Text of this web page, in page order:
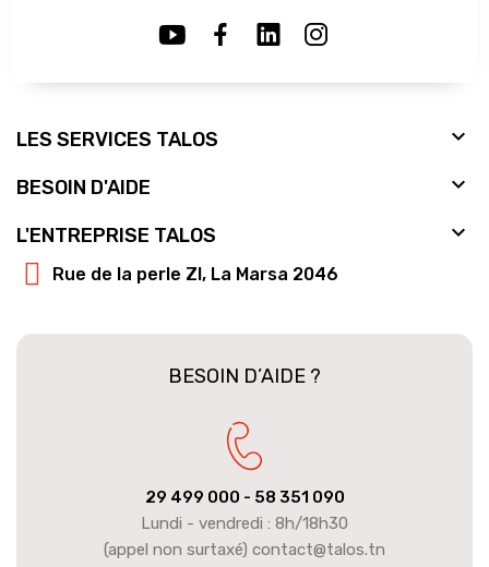
LES SERVICES TALOS 
BESOIN D'AIDE 
L'ENTREPRISE TALOS 
Rue de la perle ZI, La Marsa 2046
BESOIN D’AIDE ?
29 499 000 - 58 351 090
Lundi - vendredi : 8h/18h30
(appel non surtaxé) contact@talos.tn